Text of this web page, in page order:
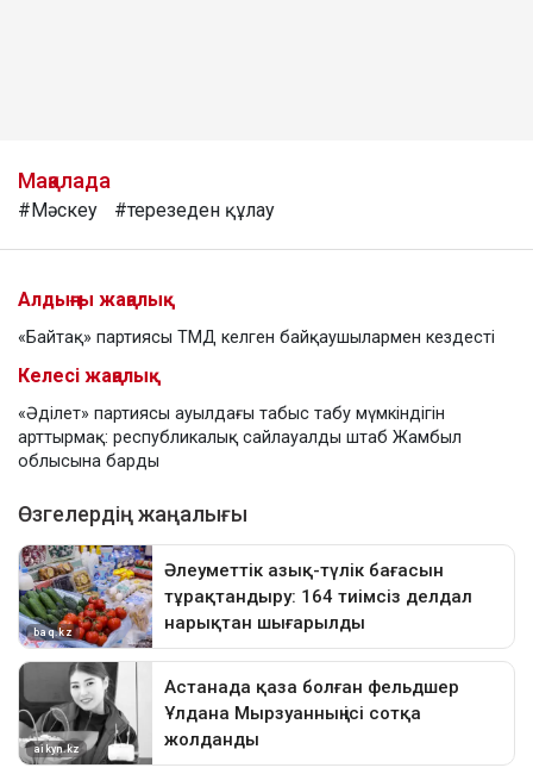
Мақалада
#Мәскеу #терезеден құлау
Алдыңғы жаңалық
«Байтақ» партиясы ТМД келген байқаушылармен кездесті
Келесі жаңалық
«Әділет» партиясы ауылдағы табыс табу мүмкіндігін
арттырмақ: республикалық сайлауалды штаб Жамбыл
облысына барды